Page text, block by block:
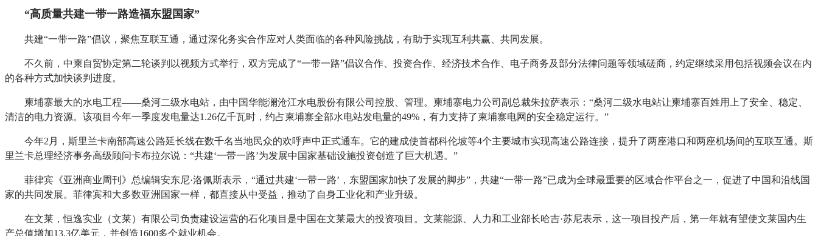
“高质量共建一带一路造福东盟国家”
共建“一带一路”倡议，聚焦互联互通，通过深化务实合作应对人类面临的各种风险挑战，有助于实现互利共赢、共同发展。
不久前，中柬自贸协定第二轮谈判以视频方式举行，双方完成了“一带一路”倡议合作、投资合作、经济技术合作、电子商务及部分法律问题等领域磋商，约定继续采用包括视频会议在内
的各种方式加快谈判进度。
柬埔寨最大的水电工程——桑河二级水电站，由中国华能澜沧江水电股份有限公司控股、管理。柬埔寨电力公司副总裁朱拉萨表示：“桑河二级水电站让柬埔寨百姓用上了安全、稳定、
清洁的电力资源。该项目今年一季度发电量达1.26亿千瓦时，约占柬埔寨全部水电站发电量的49%，有力支持了柬埔寨电网的安全稳定运行。”
今年2月，斯里兰卡南部高速公路延长线在数千名当地民众的欢呼声中正式通车。它的建成使首都科伦坡等4个主要城市实现高速公路连接，提升了两座港口和两座机场间的互联互通。斯
里兰卡总理经济事务高级顾问卡布拉尔说：“共建‘一带一路’为发展中国家基础设施投资创造了巨大机遇。”
菲律宾《亚洲商业周刊》总编辑安东尼·洛佩斯表示，“通过共建‘一带一路’，东盟国家加快了发展的脚步”，共建“一带一路”已成为全球最重要的区域合作平台之一，促进了中国和沿线国
家的共同发展。菲律宾和大多数亚洲国家一样，都直接从中受益，推动了自身工业化和产业升级。
在文莱，恒逸实业（文莱）有限公司负责建设运营的石化项目是中国在文莱最大的投资项目。文莱能源、人力和工业部长哈吉·苏尼表示，这一项目投产后，第一年就有望使文莱国内生
产总值增加13.3亿美元，并创造1600多个就业机会。